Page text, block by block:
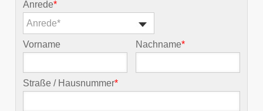
Anrede*
Anrede*
Vorname Nachname*
Straße / Hausnummer*